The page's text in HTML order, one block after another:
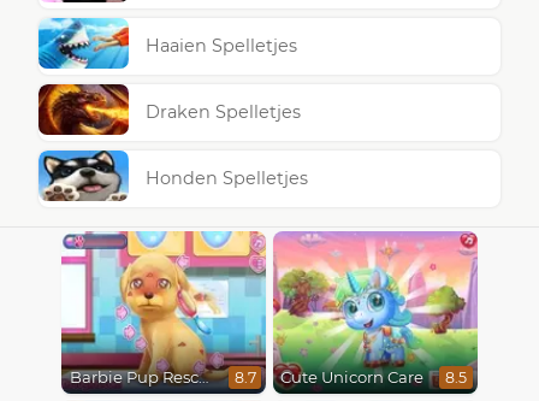
Haaien Spelletjes
Draken Spelletjes
Honden Spelletjes
Barbie Pup Rescue 8.7 Cute Unicorn Care 8.5